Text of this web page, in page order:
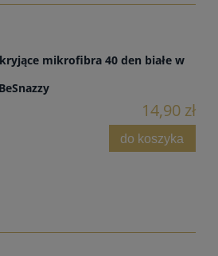
mikrofibra 40 den białe w
14,90 zł
do koszyka